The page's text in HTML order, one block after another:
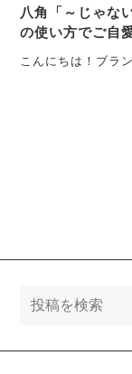
八角「～じゃな
の使い方でご自
こんにちは！ブラ